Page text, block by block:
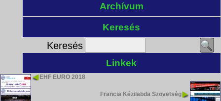
Archívum
Keresés
Keresés
Linkek
EHF EURO 2018
Francia Kézilabda Szövetség